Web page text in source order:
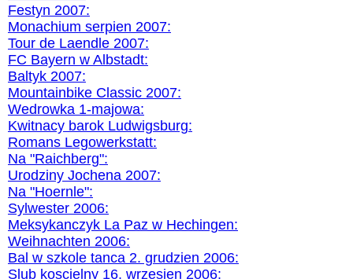
Festyn 2007:
Monachium serpien 2007:
Tour de Laendle 2007:
FC Bayern w Albstadt:
Baltyk 2007:
Mountainbike Classic 2007:
Wedrowka 1-majowa:
Kwitnacy barok Ludwigsburg:
Romans Legowerkstatt:
Na "Raichberg":
Urodziny Jochena 2007:
Na "Hoernle":
Sylwester 2006:
Meksykanczyk La Paz w Hechingen:
Weihnachten 2006:
Bal w szkole tanca 2. grudzien 2006:
Slub koscielny 16. wrzesien 2006: